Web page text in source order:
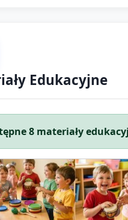
lekkiego szumu, potem
Wprowadź gest nauczyciela
i
(5
dzieci siadają w
oddechy razem,
Edukacyjne
8 materiały